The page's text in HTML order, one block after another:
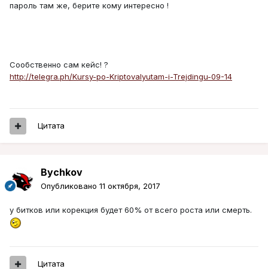
пароль там же, берите кому интересно !
Сообственно сам кейс! ?
http://telegra.ph/Kursy-po-Kriptovalyutam-i-Trejdingu-09-14
Цитата
Bychkov
Опубликовано 11 октября, 2017
у битков или корекция будет 60% от всего роста или смерть.
Цитата